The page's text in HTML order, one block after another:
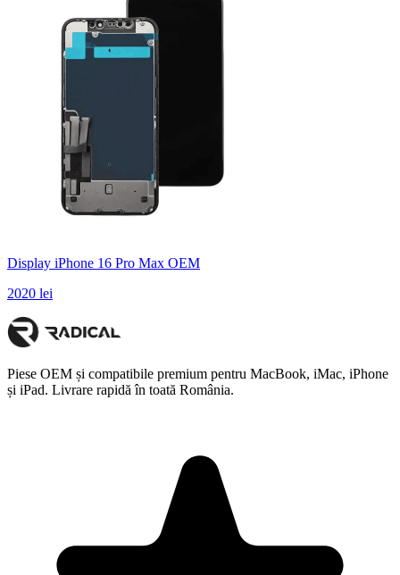
Display iPhone 16 Pro Max OEM
2020 lei
Piese OEM și compatibile premium pentru MacBook, iMac, iPhone
și iPad. Livrare rapidă în toată România.